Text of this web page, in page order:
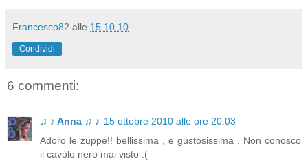
Francesco82 alle 15.10.10
Condividi
6 commenti:
♫ ♪ Anna ♫ ♪ 15 ottobre 2010 alle ore 20:03
Adoro le zuppe!! bellissima , e gustosissima . Non conosco
il cavolo nero mai visto :(